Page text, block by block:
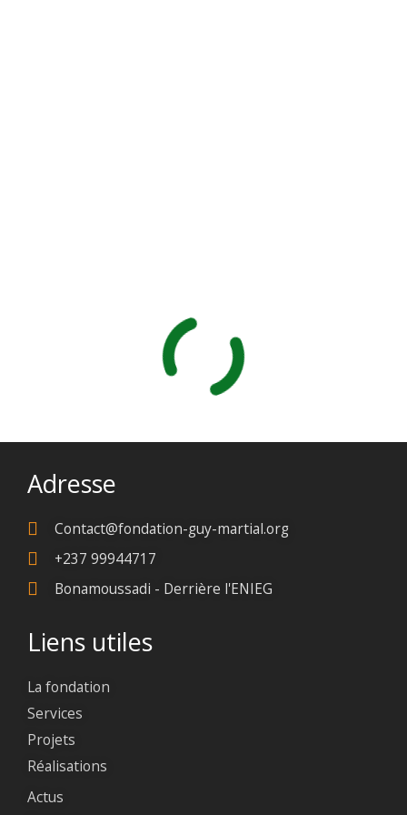
Adresse
Contact@fondation-guy-martial.org
+237 99944717
Bonamoussadi - Derrière l'ENIEG
Liens utiles
La fondation
Services
Projets
Réalisations
Actus